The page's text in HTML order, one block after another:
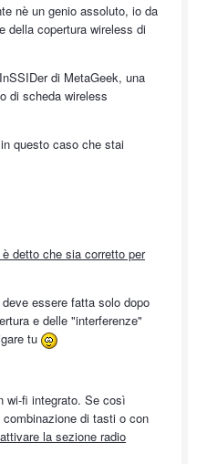
nè un genio assoluto, io da
della copertura wireless di
di MetaGeek, una
di scheda wireless
questo caso che stai
è detto che sia corretto per
essere fatta solo dopo
e delle "interferenze"
tu
wi-fi integrato. Se così
di tasti o con
la sezione radio